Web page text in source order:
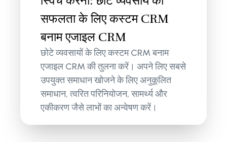
सफलता के लिए कस्टम CRM
बनाम एजाइल CRM
छोटे व्यवसायों के लिए कस्टम CRM बनाम
एजाइल CRM की तुलना करें। अपने लिए सबसे
उपयुक्त समाधान खोजने के लिए अनुकूलित
समाधान, त्वरित परिनियोजन, सामर्थ्य और
एकीकरण जैसे लाभों का अन्वेषण करें।